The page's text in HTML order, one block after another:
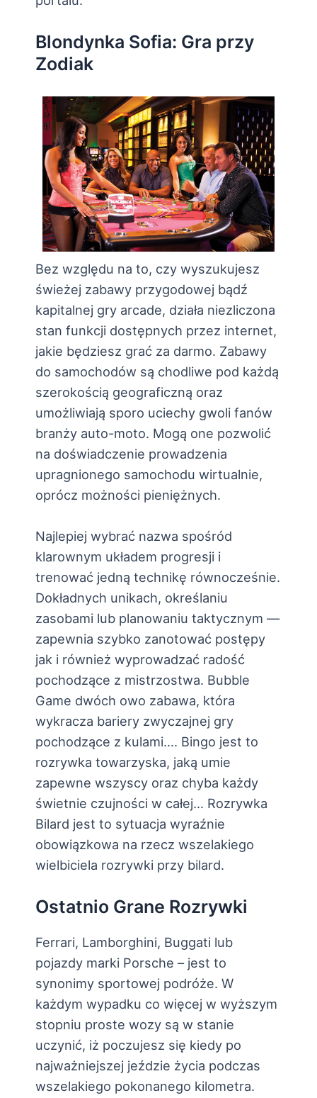
Blondynka Sofia: Gra przy
Zodiak
Bez względu na to, czy wyszukujesz
świeżej zabawy przygodowej bądź
kapitalnej gry arcade, działa niezliczona
stan funkcji dostępnych przez internet,
jakie będziesz grać za darmo. Zabawy
do samochodów są chodliwe pod każdą
szerokością geograficzną oraz
umożliwiają sporo uciechy gwoli fanów
branży auto-moto. Mogą one pozwolić
na doświadczenie prowadzenia
upragnionego samochodu wirtualnie,
oprócz możności pieniężnych.
Najlepiej wybrać nazwa spośród
klarownym układem progresji i
trenować jedną technikę równocześnie.
Dokładnych unikach, określaniu
zasobami lub planowaniu taktycznym —
zapewnia szybko zanotować postępy
jak i również wyprowadzać radość
pochodzące z mistrzostwa. Bubble
Game dwóch owo zabawa, która
wykracza bariery zwyczajnej gry
pochodzące z kulami…. Bingo jest to
rozrywka towarzyska, jaką umie
zapewne wszyscy oraz chyba każdy
świetnie czujności w całej… Rozrywka
Bilard jest to sytuacja wyraźnie
obowiązkowa na rzecz wszelakiego
wielbiciela rozrywki przy bilard.
Ostatnio Grane Rozrywki
Ferrari, Lamborghini, Buggati lub
pojazdy marki Porsche – jest to
synonimy sportowej podróże. W
każdym wypadku co więcej w wyższym
stopniu proste wozy są w stanie
uczynić, iż poczujesz się kiedy po
najważniejszej jeździe życia podczas
wszelakiego pokonanego kilometra.